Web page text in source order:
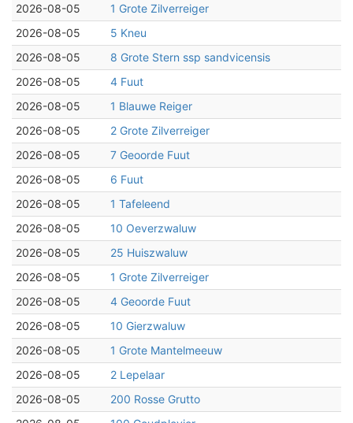
2026-08-05
1 Grote Zilverreiger
2026-08-05
5 Kneu
2026-08-05
8 Grote Stern ssp sandvicensis
2026-08-05
4 Fuut
2026-08-05
1 Blauwe Reiger
2026-08-05
2 Grote Zilverreiger
2026-08-05
7 Geoorde Fuut
2026-08-05
6 Fuut
2026-08-05
1 Tafeleend
2026-08-05
10 Oeverzwaluw
2026-08-05
25 Huiszwaluw
2026-08-05
1 Grote Zilverreiger
2026-08-05
4 Geoorde Fuut
2026-08-05
10 Gierzwaluw
2026-08-05
1 Grote Mantelmeeuw
2026-08-05
2 Lepelaar
2026-08-05
200 Rosse Grutto